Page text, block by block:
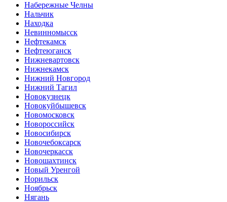
Набережные Челны
Нальчик
Находка
Невинномысск
Нефтекамск
Нефтеюганск
Нижневартовск
Нижнекамск
Нижний Новгород
Нижний Тагил
Новокузнецк
Новокуйбышевск
Новомосковск
Новороссийск
Новосибирск
Новочебоксарск
Новочеркасск
Новошахтинск
Новый Уренгой
Норильск
Ноябрьск
Нягань